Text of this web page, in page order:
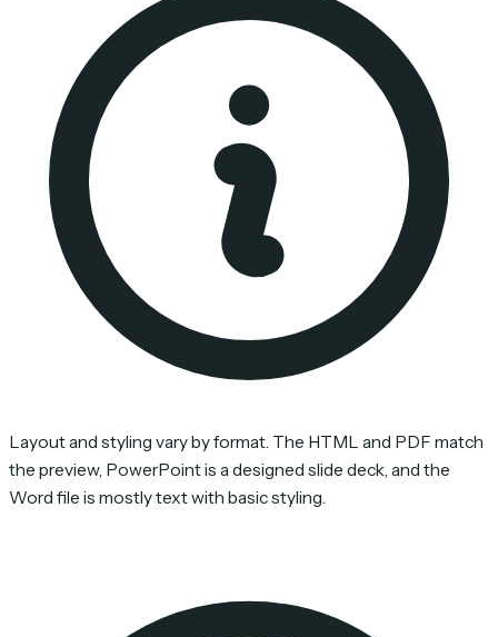
Layout and styling vary by format. The HTML and PDF match
the preview, PowerPoint is a designed slide deck, and the
Word file is mostly text with basic styling.